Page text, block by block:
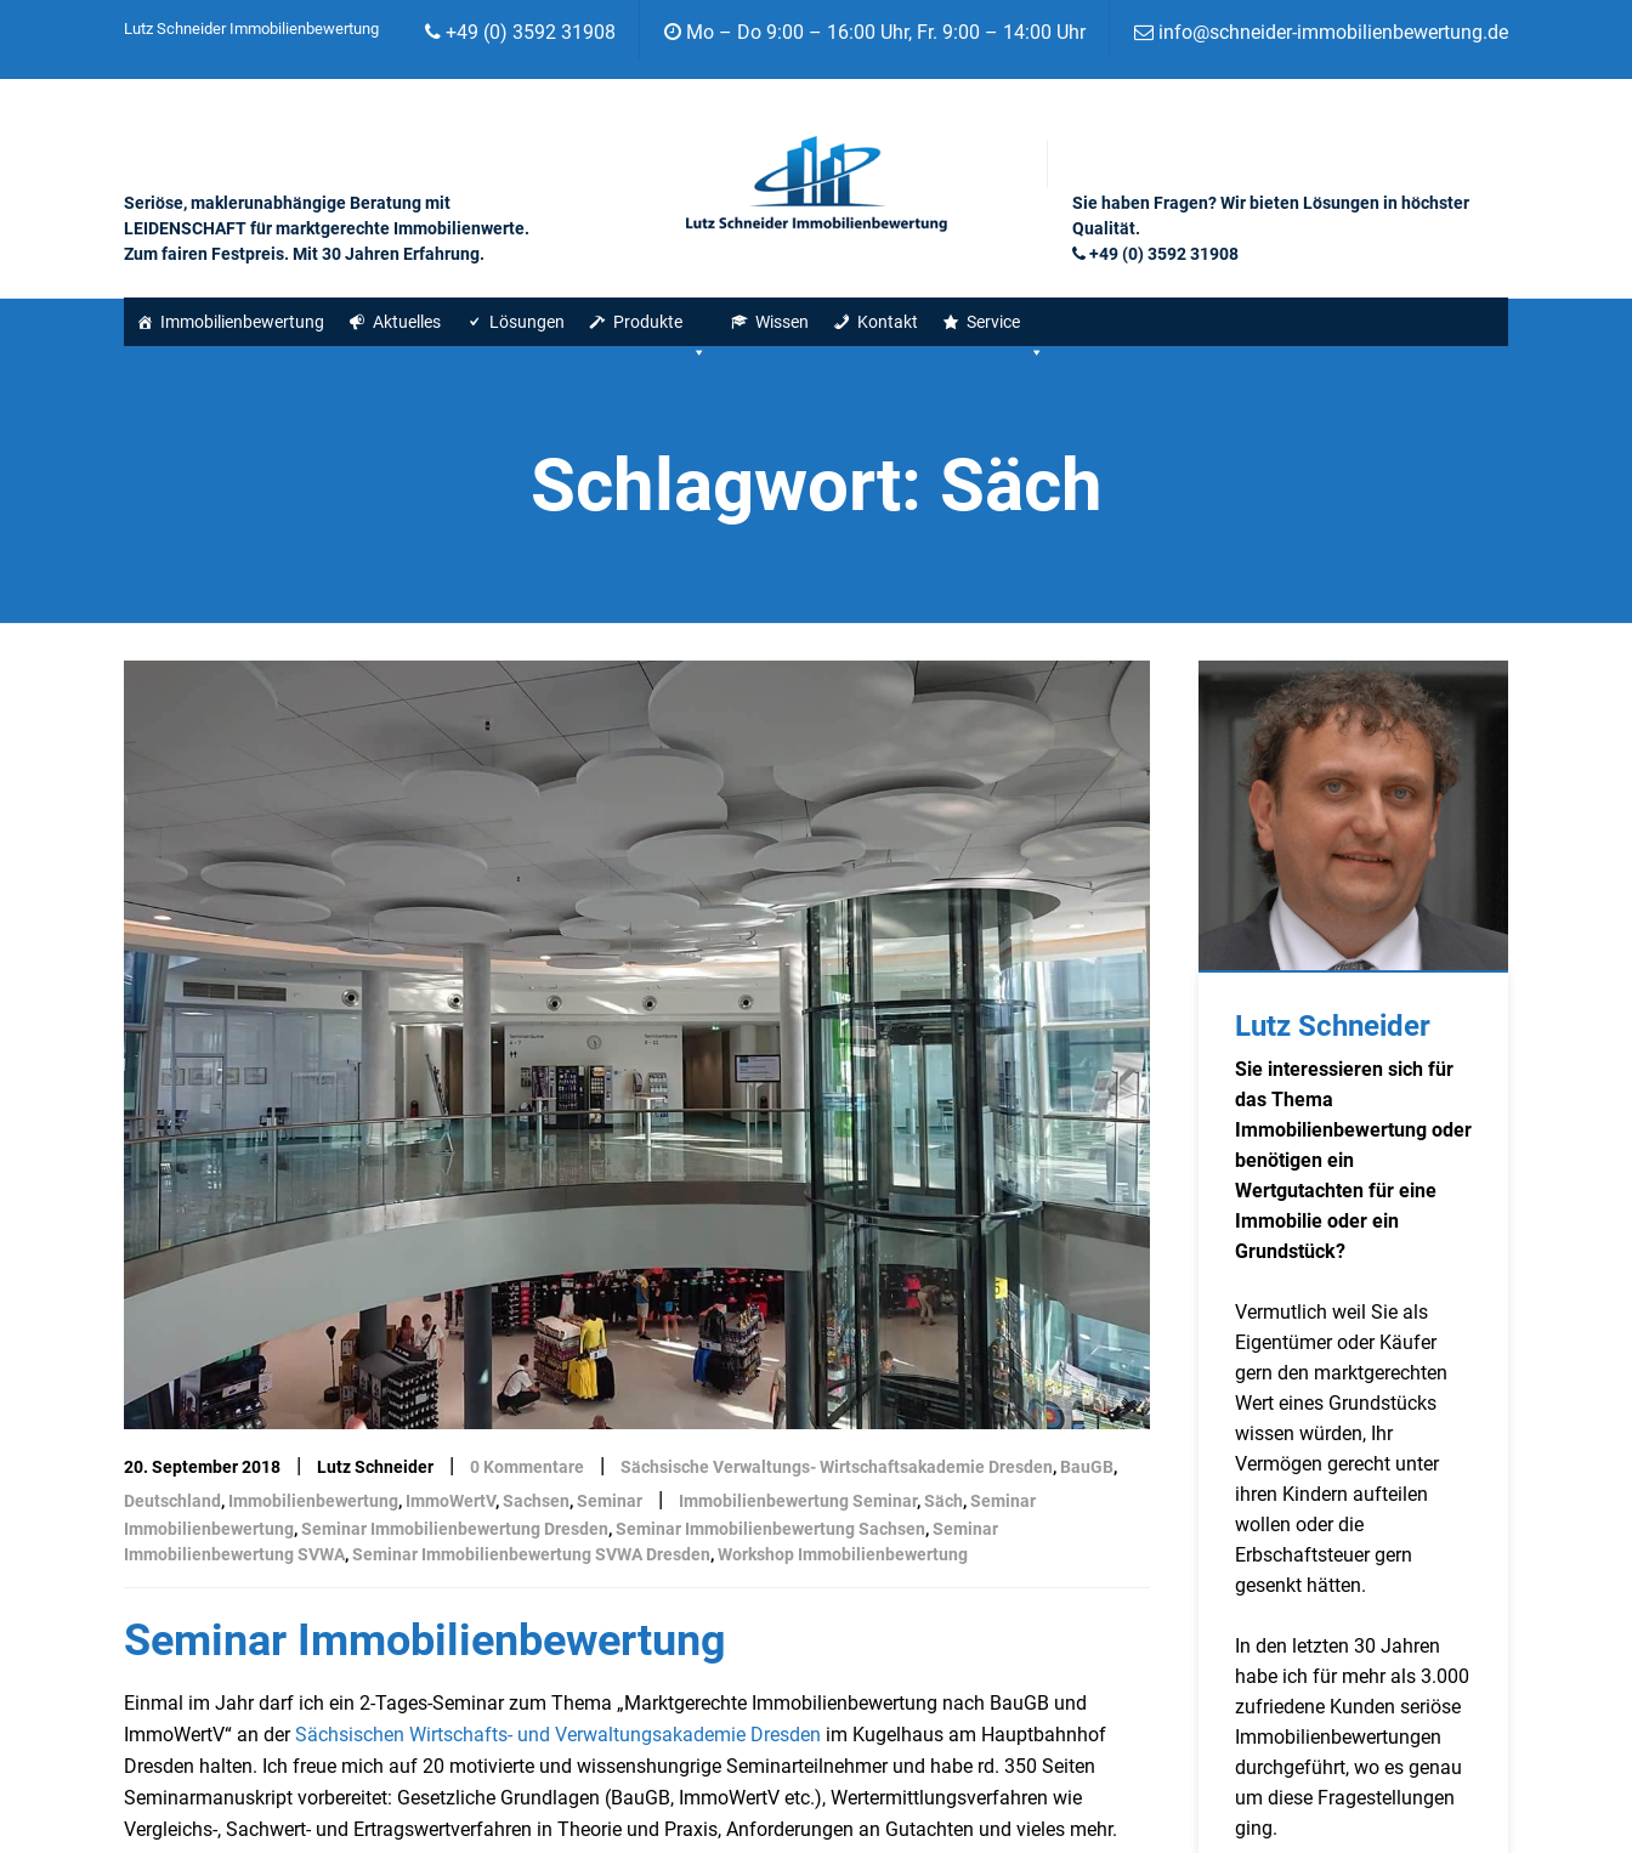
Lutz Schneider Immobilienbewertung +49 (0) 3592 31908 Mo – Do 9:00 – 16:00 Uhr, Fr. 9:00 – 14:00 Uhr info@schneider-immobilienbewertung.de
Seriöse, maklerunabhängige Beratung mit
LEIDENSCHAFT für marktgerechte Immobilienwerte.
Zum fairen Festpreis. Mit 30 Jahren Erfahrung.
Sie haben Fragen? Wir bieten Lösungen in höchster
Qualität.
+49 (0) 3592 31908
Immobilienbewertung Aktuelles Lösungen Produkte Wissen Kontakt Service
Schlagwort: Säch
20. September 2018 | Lutz Schneider | 0 Kommentare | Sächsische Verwaltungs- Wirtschaftsakademie Dresden, BauGB,
Deutschland , Immobilienbewertung, ImmoWertV,Sachsen,Seminar | Immobilienbewertung Seminar,Säch,Seminar
Immobilienbewertung,Seminar Immobilienbewertung Dresden,Seminar Immobilienbewertung Sachsen,Seminar
Immobilienbewertung SVWA,Seminar Immobilienbewertung SVWA Dresden,Workshop Immobilienbewertung
Seminar Immobilienbewertung
Einmal im Jahr darf ich ein 2-Tages-Seminar zum Thema „Marktgerechte Immobilienbewertung nach BauGB und
ImmoWertV“ an derSächsischen Wirtschafts- und Verwaltungsakademie Dresden im Kugelhaus am Hauptbahnhof
Dresden halten. Ich freue mich auf 20 motivierte und wissenshungrige Seminarteilnehmer und habe rd. 350 Seiten
Seminarmanuskript vorbereitet: Gesetzliche Grundlagen (BauGB, ImmoWertV etc.), Wertermittlungsverfahren wie
Vergleichs-, Sachwert- und Ertragswertverfahren in Theorie und Praxis, Anforderungen an Gutachten und vieles mehr.
Lutz Schneider
Sie interessieren sich für
das Thema
Immobilienbewertung oder
benötigen ein
Wertgutachten für eine
Immobilie oder ein
Grundstück?
Vermutlich weil Sie als
Eigentümer oder Käufer
gern den marktgerechten
Wert eines Grundstücks
wissen würden, Ihr
Vermögen gerecht unter
ihren Kindern aufteilen
wollen oder die
Erbschaftsteuer gern
gesenkt hätten.
In den letzten 30 Jahren
habe ich für mehr als 3.000
zufriedene Kunden seriöse
Immobilienbewertungen
durchgeführt, wo es genau
um diese Fragestellungen
ging.